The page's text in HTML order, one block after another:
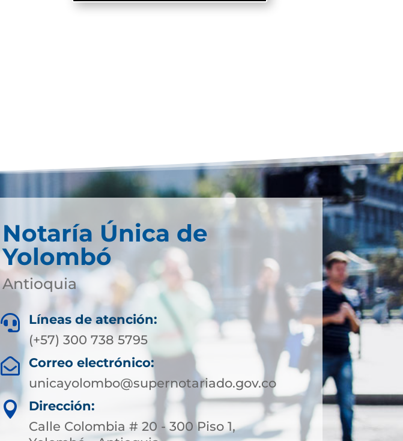
Notaría Única de
Yolombó
Antioquia

Líneas de atención:
(+57) 300 738 5795

Correo electrónico:
unicayolombo@supernotariado.gov.co

Dirección:
Calle Colombia # 20 - 300 Piso 1,